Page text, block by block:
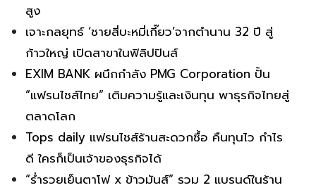
สูง
เจาะกลยุทธ์ ‘ชายสี่บะหมี่เกี๊ยว’จากตำนาน 32 ปี สู่
ก้าวใหญ่ เปิดสาขาในฟิลิปปินส์
EXIM BANK ผนึกกำลัง PMG Corporation ปั้น
“แฟรนไชส์ไทย” เติมความรู้และเงินทุน พาธุรกิจไทยสู่
ตลาดโลก
Tops daily แฟรนไชส์ร้านสะดวกซื้อ คืนทุนไว กำไร
ดี ใครก็เป็นเจ้าของธุรกิจได้
“ร่ำรวยเย็นตาโฟ x ข้าวมันส์” รวม 2 แบรนด์ในร้าน